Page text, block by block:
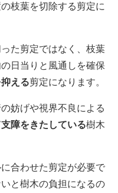
枝葉を切除する剪定に
た剪定ではなく、枝葉
日当りと風通しを確保
える剪定になります。
妨げや視界不良による
障をきたしている樹木
合わせた剪定が必要で
と樹木の負担になるの